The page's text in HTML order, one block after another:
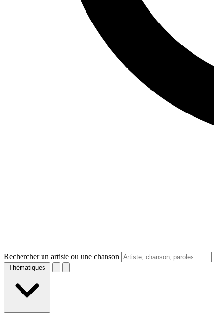
Rechercher un artiste ou une chanson
Thématiques